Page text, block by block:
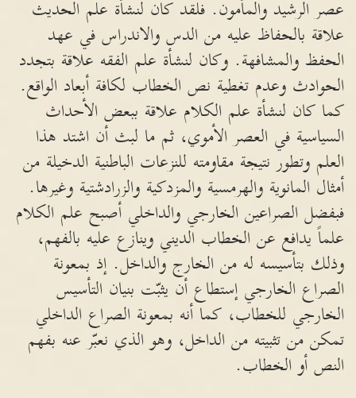
عصر الرشيد والمأمون. فلقد كان لنشأة علم الحديث
علاقة بالحفاظ عليه من الدس والاندراس في عهد
الحفظ والمشافهة. وكان لنشأة علم الفقه علاقة بتجدد
الحوادث وعدم تغطية نص الخطاب لكافة أبعاد الواقع.
كما كان لنشأة علم الكلام علاقة ببعض الأحداث
السياسية في العصر الأموي، ثم ما لبث أن اشتد هذا
العلم وتطور نتيجة مقاومته للنزعات الباطنية الدخيلة من
أمثال المانوية والهرمسية والمزدكية والزرادشتية وغيرها.
فبفضل الصراعين الخارجي والداخلي أصبح علم الكلام
علماً يدافع عن الخطاب الديني وينازع عليه بالفهم،
وذلك بتأسيسه له من الخارج والداخل. إذ بمعونة
الصراع الخارجي إستطاع أن يثبّت بنيان التأسيس
الخارجي للخطاب، كما أنه بمعونة الصراع الداخلي
تمكن من تثبيته من الداخل، وهو الذي نعبّر عنه بفهم
النص أو الخطاب.